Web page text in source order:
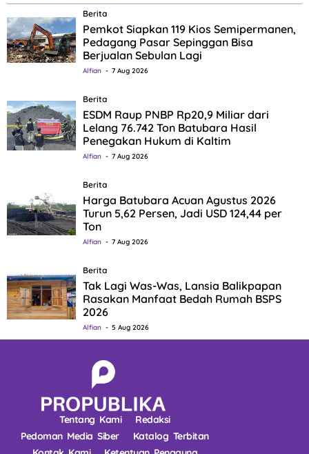
Berita
Pemkot Siapkan 119 Kios Semipermanen,
Pedagang Pasar Sepinggan Bisa
Berjualan Sebulan Lagi
Alfian 7 Aug 2026
Berita
ESDM Raup PNBP Rp20,9 Miliar dari
Lelang 76.742 Ton Batubara Hasil
Penegakan Hukum di Kaltim
Alfian 7 Aug 2026
Berita
Harga Batubara Acuan Agustus 2026
Turun 5,62 Persen, Jadi USD 124,44 per
Ton
Alfian 7 Aug 2026
Berita
Tak Lagi Was-Was, Lansia Balikpapan
Rasakan Manfaat Bedah Rumah BSPS
2026
Alfian 5 Aug 2026
Tentang Kami
Redaksi
Pedoman Media Siber
Katalog Terbitan